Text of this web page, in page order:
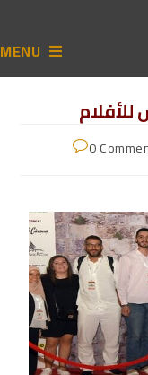
MENU
0